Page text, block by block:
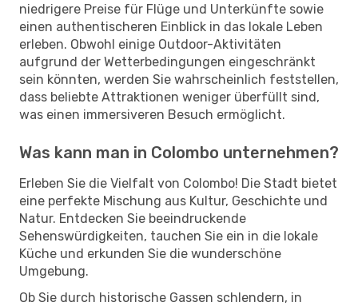
niedrigere Preise für Flüge und Unterkünfte sowie
einen authentischeren Einblick in das lokale Leben
erleben. Obwohl einige Outdoor-Aktivitäten
aufgrund der Wetterbedingungen eingeschränkt
sein könnten, werden Sie wahrscheinlich feststellen,
dass beliebte Attraktionen weniger überfüllt sind,
was einen immersiveren Besuch ermöglicht.
Was kann man in Colombo unternehmen?
Erleben Sie die Vielfalt von Colombo! Die Stadt bietet
eine perfekte Mischung aus Kultur, Geschichte und
Natur. Entdecken Sie beeindruckende
Sehenswürdigkeiten, tauchen Sie ein in die lokale
Küche und erkunden Sie die wunderschöne
Umgebung.
Ob Sie durch historische Gassen schlendern, in